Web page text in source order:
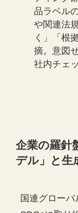
品ラベル
や関連法
く」「根
摘。意図
社内チェ
企業の羅針
デル」と生
国連グロー